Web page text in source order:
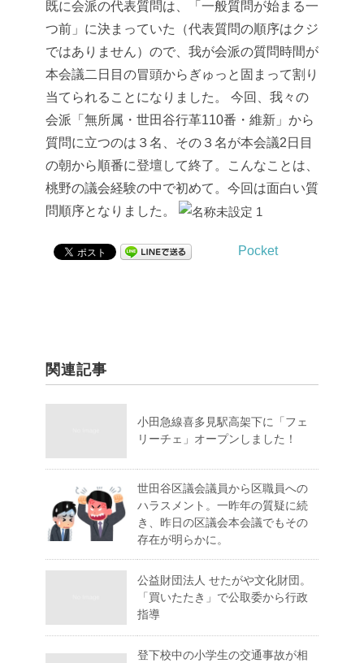
既に会派の代表質問は、「一般質問が始まる一
つ前」に決まっていた（代表質問の順序はクジ
ではありません）ので、我が会派の質問時間が
本会議二日目の冒頭からぎゅっと固まって割り
当てられることになりました。
今回、我々の
会派「無所属・世田谷行革110番・維新」から
質問に立つのは３名、その３名が本会議2日目
の朝から順番に登壇して終了。
こんなことは、
桃野の議会経験の中で初めて。今回は面白い質
問順序となりました。
Pocket
関連記事
小田急線喜多見駅高架下に「フェ
リーチェ」オープンしました！
世田谷区議会議員から区職員への
ハラスメント。一昨年の質疑に続
き、昨日の区議会本会議でもその
存在が明らかに。
公益財団法人 せたがや文化財団。
「買いたたき」で公取委から行政
指導
登下校中の小学生の交通事故が相